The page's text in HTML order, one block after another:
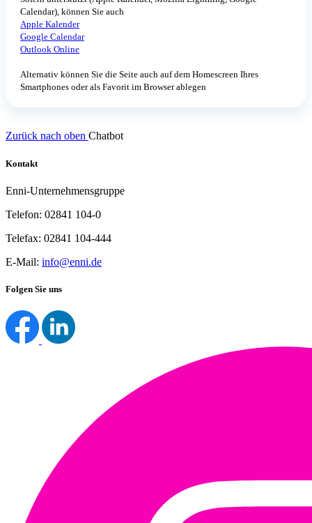
Calendar), können Sie auch
Apple Kalender
Google Calendar
Outlook Online
Alternativ können Sie die Seite auch auf dem Homescreen Ihres
Smartphones oder als Favorit im Browser ablegen
Zurück nach oben Chatbot
Kontakt
Enni-Unternehmensgruppe
Telefon: 02841 104-0
Telefax: 02841 104-444
E-Mail: info@enni.de
Folgen Sie uns